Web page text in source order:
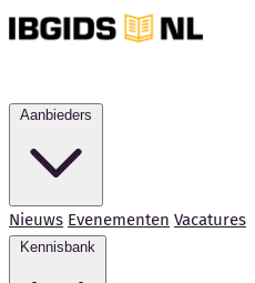
Nieuws Evenementen Vacatures